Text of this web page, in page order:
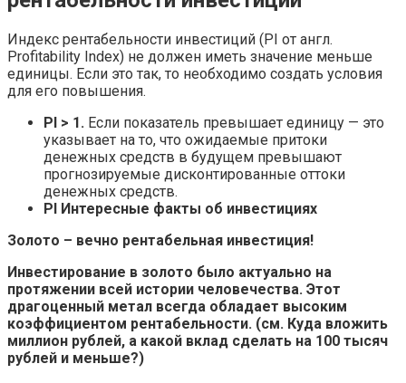
Индекс рентабельности инвестиций (PI от англ.
Profitability Index) не должен иметь значение меньше
единицы. Если это так, то необходимо создать условия
для его повышения.
PI > 1. Если показатель превышает единицу — это
указывает на то, что ожидаемые притоки
денежных средств в будущем превышают
прогнозируемые дисконтированные оттоки
денежных средств.
PI Интересные факты об инвестициях
Золото – вечно рентабельная инвестиция!
Инвестирование в золото было актуально на
протяжении всей истории человечества. Этот
драгоценный метал всегда обладает высоким
коэффициентом рентабельности. (см. Куда вложить
миллион рублей, а какой вклад сделать на 100 тысяч
рублей и меньше?)